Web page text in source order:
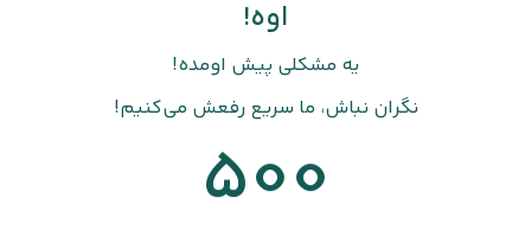
اوه!
یه مشکلی پیش اومده!
نگران نباش، ما سریع رفعش می‌کنیم!
500